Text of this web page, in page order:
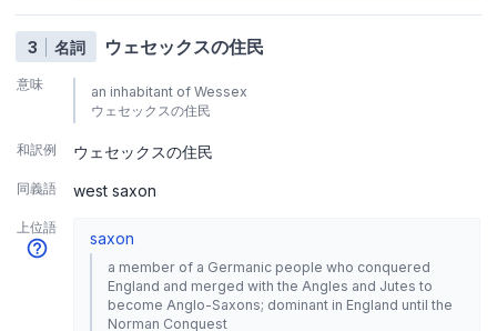
3 名詞 ウェセックスの住民
意味
an inhabitant of Wessex
ウェセックスの住民
和訳例 ウェセックスの住民
同義語 west saxon
上位語
saxon
a member of a Germanic people who conquered
England and merged with the Angles and Jutes to
become Anglo-Saxons; dominant in England until the
Norman Conquest